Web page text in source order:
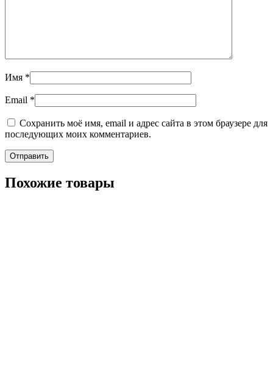
Имя *
Email *
Сохранить моё имя, email и адрес сайта в этом браузере для
последующих моих комментариев.
Похожие товары